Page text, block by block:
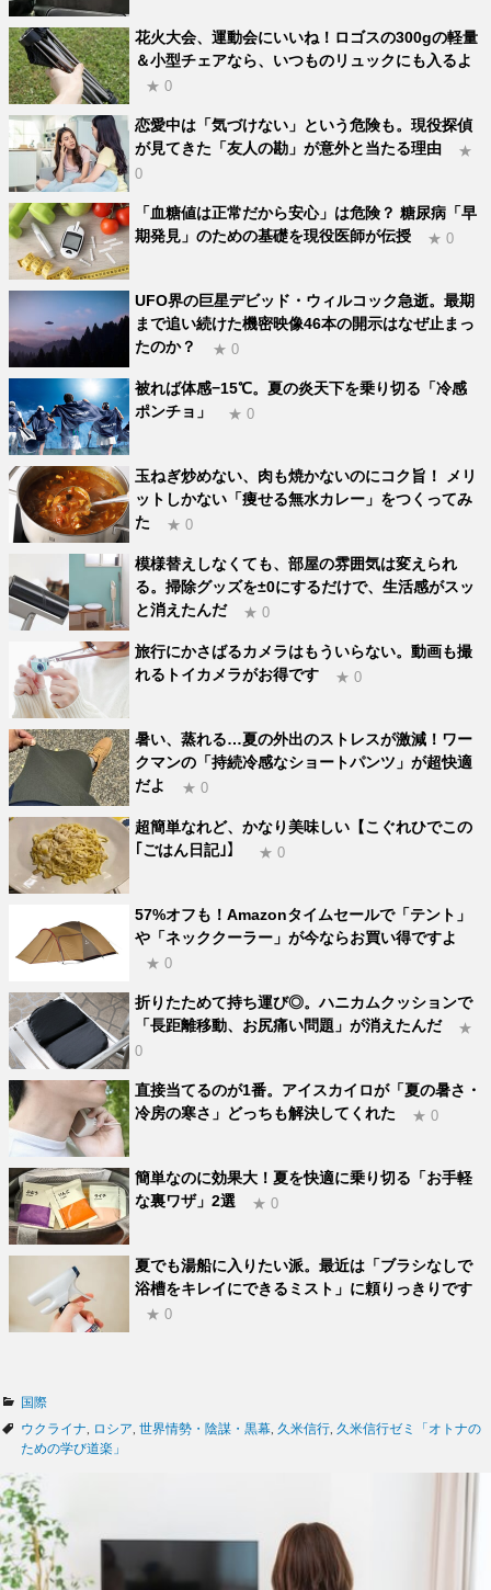
花火大会、運動会にいいね！ロゴスの300gの軽量
＆小型チェアなら、いつものリュックにも入るよ
★ 0
恋愛中は「気づけない」という危険も。現役探偵
が見てきた「友人の勘」が意外と当たる理由
★
0
「血糖値は正常だから安心」は危険？ 糖尿病「早
期発見」のための基礎を現役医師が伝授
★ 0
UFO界の巨星デビッド・ウィルコック急逝。最期
まで追い続けた機密映像46本の開示はなぜ止まっ
たのか？
★ 0
被れば体感−15℃。夏の炎天下を乗り切る「冷感
ポンチョ」
★ 0
玉ねぎ炒めない、肉も焼かないのにコク旨！ メリ
ットしかない「痩せる無水カレー」をつくってみ
た
★ 0
模様替えしなくても、部屋の雰囲気は変えられ
る。掃除グッズを±0にするだけで、生活感がスッ
と消えたんだ
★ 0
旅行にかさばるカメラはもういらない。動画も撮
れるトイカメラがお得です
★ 0
暑い、蒸れる…夏の外出のストレスが激減！ワー
クマンの「持続冷感なショートパンツ」が超快適
だよ
★ 0
超簡単なれど、かなり美味しい【こぐれひでこの
｢ごはん日記｣】
★ 0
57%オフも！Amazonタイムセールで「テント」
や「ネッククーラー」が今ならお買い得ですよ
★ 0
折りたためて持ち運び◎。ハニカムクッションで
「長距離移動、お尻痛い問題」が消えたんだ
★
0
直接当てるのが1番。アイスカイロが「夏の暑さ・
冷房の寒さ」どっちも解決してくれた
★ 0
簡単なのに効果大！夏を快適に乗り切る「お手軽
な裏ワザ」2選
★ 0
夏でも湯船に入りたい派。最近は「ブラシなしで
浴槽をキレイにできるミスト」に頼りっきりです
★ 0
カ
テ
ゴ
ー
国際
タ
グ
ウクライナ ロシア 世界情勢・陰謀・黒幕 久米信行 久米信行ゼミ「オトナの
ための学び道楽」